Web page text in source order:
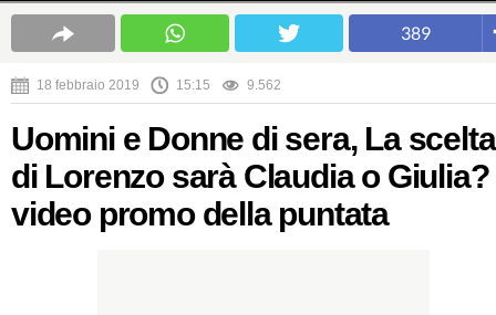
389
18 febbraio 2019 15:15 9.562
Uomini e Donne di sera, La scelta
di Lorenzo sarà Claudia o Giulia?
video promo della puntata